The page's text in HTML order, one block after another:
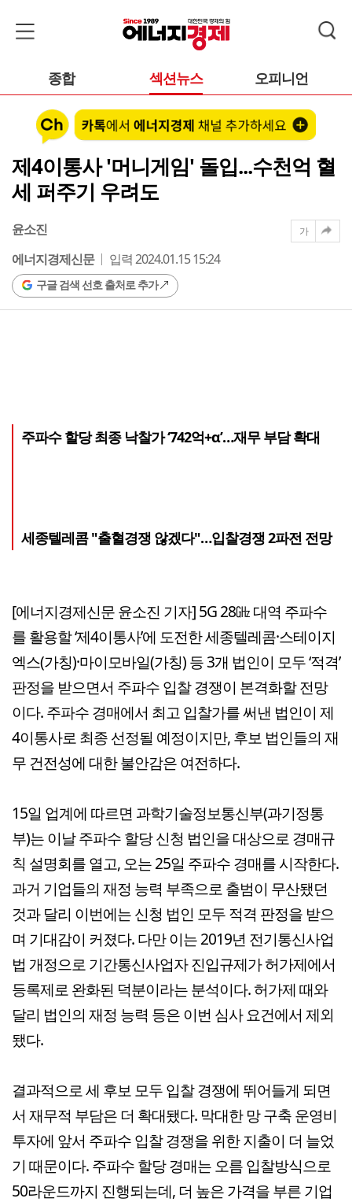
종합 섹션뉴스 오피니언
제4이통사 '머니게임' 돌입...수천억 혈
세 퍼주기 우려도
윤소진
에너지경제신문
입력 2024.01.15 15:24
구글 검색 선호 출처로 추가
가
주파수 할당 최종 낙찰가 ‘742억+α’…재무 부담 확대
세종텔레콤 "출혈경쟁 않겠다"…입찰경쟁 2파전 전망
[에너지경제신문 윤소진 기자] 5G 28㎓ 대역 주파수
를 활용할 ‘제4이통사’에 도전한 세종텔레콤·스테이지
엑스(가칭)·마이모바일(가칭) 등 3개 법인이 모두 ‘적격’
판정을 받으면서 주파수 입찰 경쟁이 본격화할 전망
이다. 주파수 경매에서 최고 입찰가를 써낸 법인이 제
4이통사로 최종 선정될 예정이지만, 후보 법인들의 재
무 건전성에 대한 불안감은 여전하다.
15일 업계에 따르면 과학기술정보통신부(과기정통
부)는 이날 주파수 할당 신청 법인을 대상으로 경매규
칙 설명회를 열고, 오는 25일 주파수 경매를 시작한다.
과거 기업들의 재정 능력 부족으로 출범이 무산됐던
것과 달리 이번에는 신청 법인 모두 적격 판정을 받으
며 기대감이 커졌다. 다만 이는 2019년 전기통신사업
법 개정으로 기간통신사업자 진입규제가 허가제에서
등록제로 완화된 덕분이라는 분석이다. 허가제 때와
달리 법인의 재정 능력 등은 이번 심사 요건에서 제외
됐다.
결과적으로 세 후보 모두 입찰 경쟁에 뛰어들게 되면
서 재무적 부담은 더 확대됐다. 막대한 망 구축 운영비
투자에 앞서 주파수 입찰 경쟁을 위한 지출이 더 늘었
기 때문이다. 주파수 할당 경매는 오름 입찰방식으로
50라운드까지 진행되는데, 더 높은 가격을 부른 기업